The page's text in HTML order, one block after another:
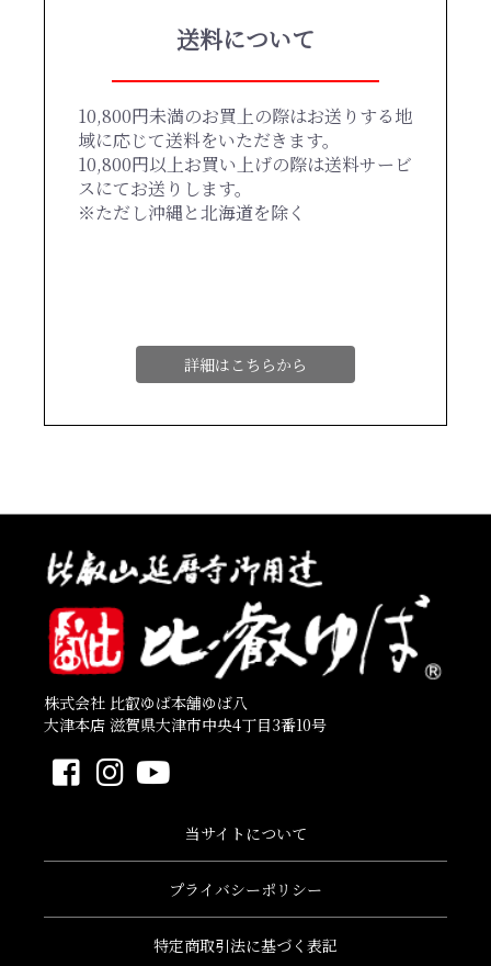
送料について
10,800円未満のお買上の際はお送りする地
域に応じて送料をいただきます。
10,800円以上お買い上げの際は送料サービ
スにてお送りします。
※ただし沖縄と北海道を除く
詳細はこちらから
株式会社 比叡ゆば本舗ゆば八
大津本店 滋賀県大津市中央4丁目3番10号
当サイトについて
プライバシーポリシー
特定商取引法に基づく表記